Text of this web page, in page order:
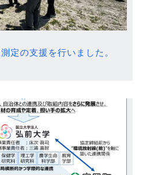
定の支援を行いました。